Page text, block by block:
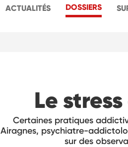
ACTUALITÉS DOSSIERS
Le
Certaines pratiques
Airagnes, psychiatre-
sur des